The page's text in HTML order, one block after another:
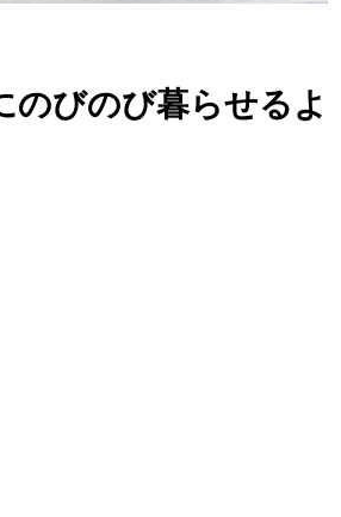
のびのび暮らせるよ